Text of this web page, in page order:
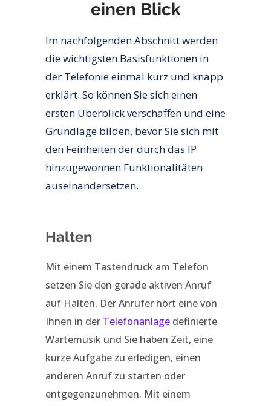
einen Blick
Im nachfolgenden Abschnitt werden
die wichtigsten Basisfunktionen in
der Telefonie einmal kurz und knapp
erklärt. So können Sie sich einen
ersten Überblick verschaffen und eine
Grundlage bilden, bevor Sie sich mit
den Feinheiten der durch das IP
hinzugewonnen Funktionalitäten
auseinandersetzen.
Halten
Mit einem Tastendruck am Telefon
setzen Sie den gerade aktiven Anruf
auf Halten. Der Anrufer hört eine von
Ihnen in der Telefonanlage definierte
Wartemusik und Sie haben Zeit, eine
kurze Aufgabe zu erledigen, einen
anderen Anruf zu starten oder
entgegenzunehmen. Mit einem